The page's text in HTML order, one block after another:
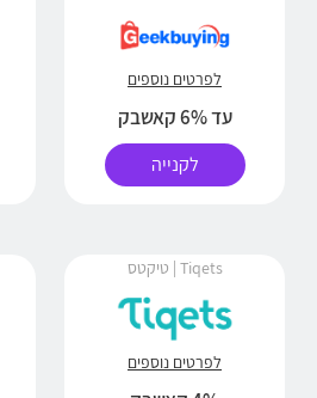
לפרטים נוספים
עד 6% קאשבק
לקנייה
Tiqets | טיקטס
לפרטים נוספים